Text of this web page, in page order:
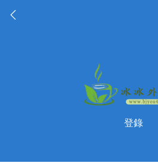
登錄